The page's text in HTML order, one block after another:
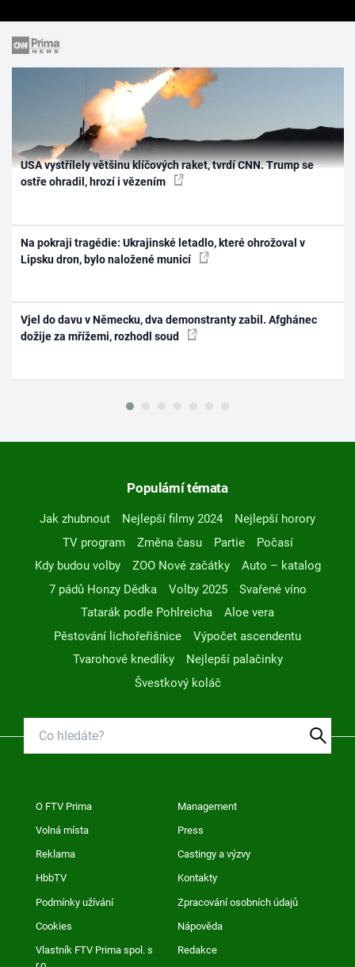
USA vystřílely většinu klíčových raket, tvrdí CNN. Trump se
ostře ohradil, hrozí i vězením
Na pokraji tragédie: Ukrajinské letadlo, které ohrožoval v
Lipsku dron, bylo naložené municí
Vjel do davu v Německu, dva demonstranty zabil. Afghánec
dožije za mřížemi, rozhodl soud
Populární témata
Jak zhubnout Nejlepší filmy 2024
Nejlepší horory
TV program
Změna času Partie
Počasí
Kdy budou volby
ZOO Nové začátky
Auto – katalog
7 pádů Honzy Dědka
Volby 2025
Svařené víno
Tatarák podle Pohlreicha
Aloe vera
Pěstování lichořeřišnice
Výpočet ascendentu
Tvarohové knedlíky
Nejlepší palačinky
Švestkový koláč
O FTV Prima Management
Volná místa Press
Reklama Castingy a výzvy
HbbTV Kontakty
Podmínky užívání Zpracování osobních údajů
Cookies Nápověda
Vlastník FTV Prima spol. s
Redakce